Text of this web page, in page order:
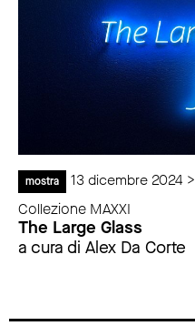
mostra
13 dicembre 2024
Collezione MAXXI
The Large Glass
a cura di Alex Da Corte